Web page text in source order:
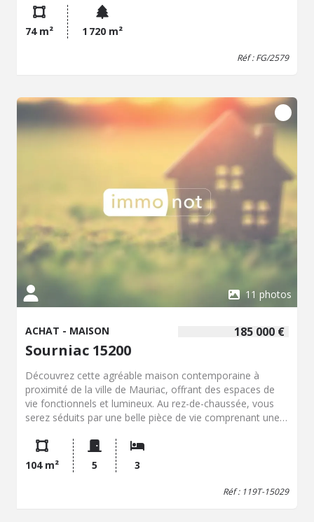
Honoraires de négociation charge vendeur: montant: 7
200 EUR
74 m² 1 720 m²
Réf : FG/2579
11 photos
185 000 €
ACHAT - MAISON
Sourniac 15200
Découvrez cette agréable maison contemporaine à
proximité de la ville de Mauriac, offrant des espaces de
vie fonctionnels et lumineux. Au rez-de-chaussée, vous
serez séduits par une belle pièce de vie comprenant une
trouverez également également d'une chambre, d'une
salle d'eau ainsi que d'un WC indépendant. À l'étage, vous
trouverez deux chambres, ainsi qu'une pièce à finir selon
vos goûts dans la continuité d'une des chambres selon
104 m² 5 3
Réf : 119T-15029